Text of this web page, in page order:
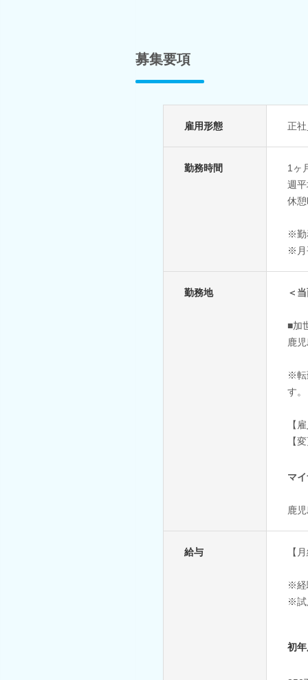
募集要項
雇用形態 正
勤務時間
1ヶ
週
休
※勤
※月
勤務地 ＜
■加
鹿
※転
す。
【
【
マ
鹿
給与 【
※経
※試
初